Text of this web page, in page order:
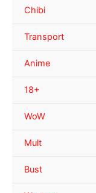
Chibi
Transport
Anime
18+
WoW
Mult
Bust